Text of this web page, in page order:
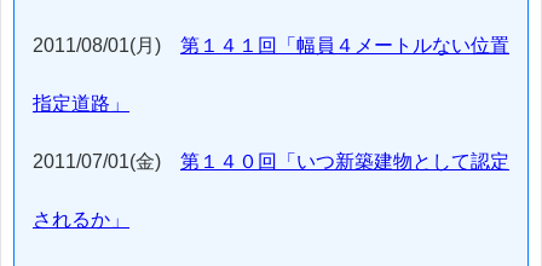
2011/08/01(月) 第１４１回「幅員４メートルない位置
指定道路」
2011/07/01(金) 第１４０回「いつ新築建物として認定
されるか」